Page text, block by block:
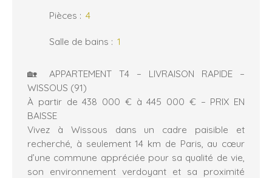
Pièces : 4
Salle de bains : 1
🏡 APPARTEMENT T4 – LIVRAISON RAPIDE –
WISSOUS (91)
À partir de 438 000 € à 445 000 € – PRIX EN
BAISSE
Vivez à Wissous dans un cadre paisible et
recherché, à seulement 14 km de Paris, au cœur
d’une commune appréciée pour sa qualité de vie,
son environnement verdoyant et sa proximité